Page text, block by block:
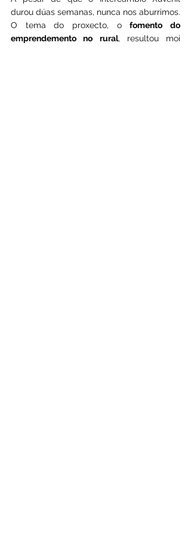
durou dúas semanas, nunca nos aburrimos.
O tema do proxecto, o fomento do
emprendemento no rural, resultou moi